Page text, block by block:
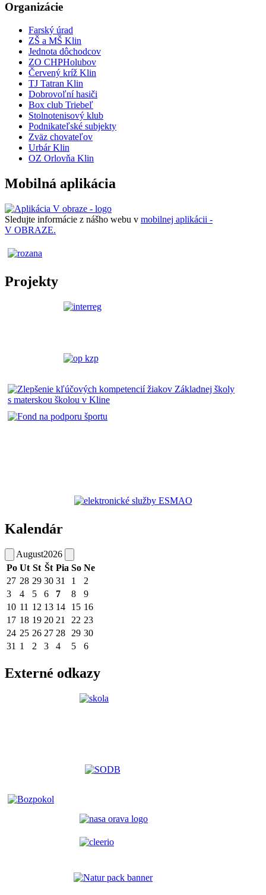
Organizácie
Farský úrad
ZŠ a MŠ Klin
Jednota dôchodcov
ZO CHPHolubov
Červený kríž Klin
TJ Tatran Klin
Dobrovoľní hasiči
Box club Triebeľ
Stolnotenisový klub
Podnikateľské subjekty
Zväz chovateľov
Urbár Klin
OZ Orlovňa Klin
Mobilná aplikácia
Sledujte informácie z nášho webu v mobilnej aplikácii -
V OBRAZE.
Projekty
Kalendár
August2026
Po Ut St Št Pia So Ne
27 28 29 30 31 1
2
3
4 5 6 7 8
9
10 11 12 13 14 15 16
17 18 19 20 21 22 23
24 25 26 27 28 29 30
31 1 2 3 4 5 6
Externé odkazy